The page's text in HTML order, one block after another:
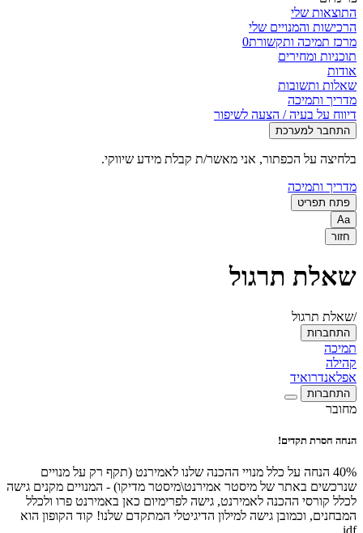
התוצאות שלי
הרכישות והמנויים שלי
מרכז תמיכה ותקשורת0
תוכניות ומחירים
אודות
שאלות ותשובות
מדריך ותמיכה
דיווח על בעיה / הצעה לשיפור
התחבר למערכת
בלחיצה על הכפתור, אני מאשר/ת קבלת מידע שיווקי.
מדריך ותמיכה
פתח תפריט
Aa
חזור
שאלת תרגול
/שאלת תרגול
התחברות
תמיכה
קהילה
אפלאנדרואיד
התחברות
מחובר
הנחה חסרת תקדים!
40% הנחה על כלל מנויי ההכנה שלנו לאמירנט (תקף רק על מנויים
שנרכשים באתר של מיסטר אמירנט\מיסטר מדיקו) - המנויים מקנים גישה
לכלל קורסי ההכנה לאמירנט, גישה לפרימיום כאן באמירנט פרו ולכלל
המבחנים, וכמובן גישה למילון הדיגיטלי המתקדם שלנו! קוד הקופון הוא